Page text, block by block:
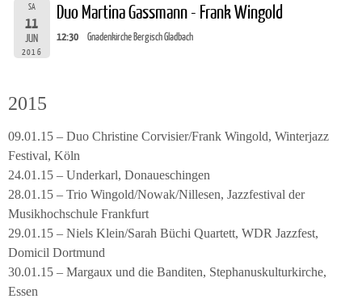
SA
11
JUN
2016
Duo Martina Gassmann - Frank Wingold
12:30 Gnadenkirche Bergisch Gladbach
2015
09.01.15 – Duo Christine Corvisier/Frank Wingold, Winterjazz
Festival, Köln
24.01.15 – Underkarl, Donaueschingen
28.01.15 – Trio Wingold/Nowak/Nillesen, Jazzfestival der
Musikhochschule Frankfurt
29.01.15 – Niels Klein/Sarah Büchi Quartett, WDR Jazzfest,
Domicil Dortmund
30.01.15 – Margaux und die Banditen, Stephanuskulturkirche,
Essen